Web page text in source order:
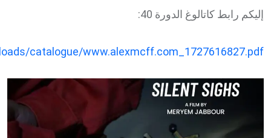
إليكم رابط كاتالوغ الدورة 40:
catalogue/www.alexmcff.com_1727616827.pdf